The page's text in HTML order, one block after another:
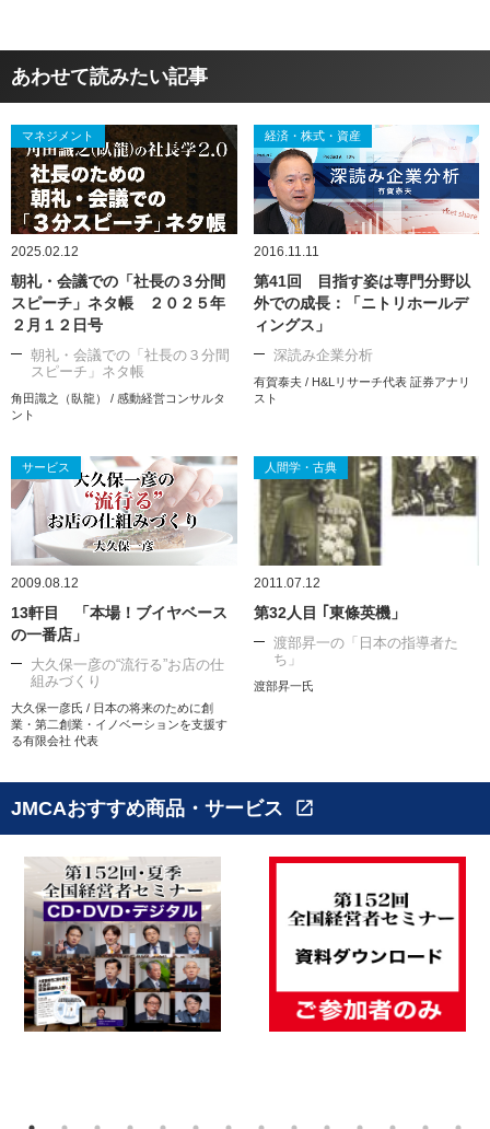
あわせて読みたい記事
マネジメント
2025.02.12
朝礼・会議での「社長の３分間
スピーチ」ネタ帳 ２０２５年
２月１２日号
朝礼・会議での「社長の３分間
スピーチ」ネタ帳
角田識之（臥龍） / 感動経営コンサルタ
ント
経済・株式・資産
2016.11.11
第41回 目指す姿は専門分野以
外での成長：「ニトリホールデ
ィングス」
深読み企業分析
有賀泰夫 / H&Lリサーチ代表 証券アナリ
スト
サービス
2009.08.12
13軒目 「本場！ブイヤベース
の一番店」
大久保一彦の“流行る”お店の仕
組みづくり
大久保一彦氏 / 日本の将来のために創
業・第二創業・イノベーションを支援す
る有限会社 代表
人間学・古典
2011.07.12
第32人目 ｢東條英機」
渡部昇一の「日本の指導者た
ち」
渡部昇一氏
JMCAおすすめ商品・サービス open_in_new